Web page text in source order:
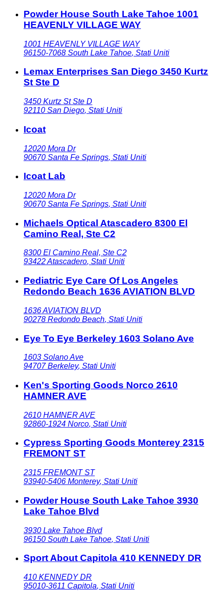
Powder House South Lake Tahoe 1001
HEAVENLY VILLAGE WAY
1001 HEAVENLY VILLAGE WAY
96150-7068 South Lake Tahoe, Stati Uniti
Lemax Enterprises San Diego 3450 Kurtz
St Ste D
3450 Kurtz St Ste D
92110 San Diego, Stati Uniti
Icoat
12020 Mora Dr
90670 Santa Fe Springs, Stati Uniti
Icoat Lab
12020 Mora Dr
90670 Santa Fe Springs, Stati Uniti
Michaels Optical Atascadero 8300 El
Camino Real, Ste C2
8300 El Camino Real, Ste C2
93422Atascadero, Stati Uniti
Pediatric Eye Care Of Los Angeles
Redondo Beach 1636 AVIATION BLVD
1636 AVIATION BLVD
90278 Redondo Beach, Stati Uniti
Eye To Eye Berkeley 1603 Solano Ave
1603 Solano Ave
94707 Berkeley, Stati Uniti
Ken's Sporting Goods Norco 2610
HAMNER AVE
2610 HAMNER AVE
92860-1924 Norco, Stati Uniti
Cypress Sporting Goods Monterey 2315
FREMONT ST
2315 FREMONT ST
93940-5406 Monterey, Stati Uniti
Powder House South Lake Tahoe 3930
Lake Tahoe Blvd
3930 Lake Tahoe Blvd
96150 South Lake Tahoe, Stati Uniti
Sport About Capitola 410 KENNEDY DR
410 KENNEDY DR
95010-3611 Capitola, Stati Uniti